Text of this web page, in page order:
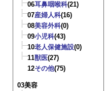
06耳鼻咽喉科(21)
07産婦人科(16)
08美容外科(0)
09小児科(43)
10老人保健施設(0)
11獣医(27)
12その他(75)
03美容